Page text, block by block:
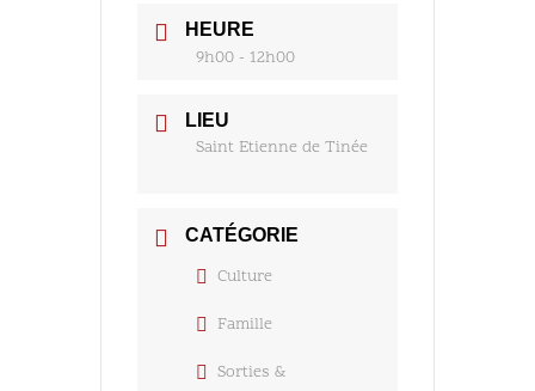
HEURE
9h00 - 12h00
LIEU
Saint Etienne de Tinée
CATÉGORIE
Culture
Famille
Sorties &